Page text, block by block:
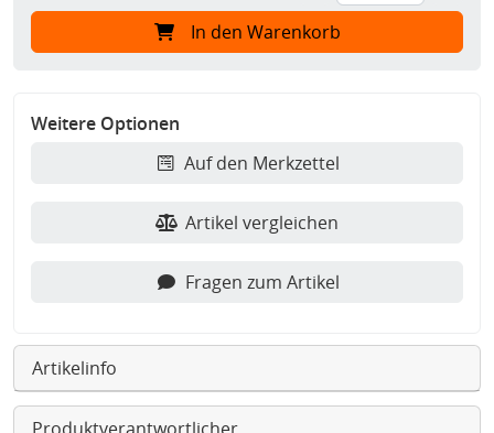
In den Warenkorb
Weitere Optionen
Auf den Merkzettel
Artikel vergleichen
Fragen zum Artikel
Artikelinfo